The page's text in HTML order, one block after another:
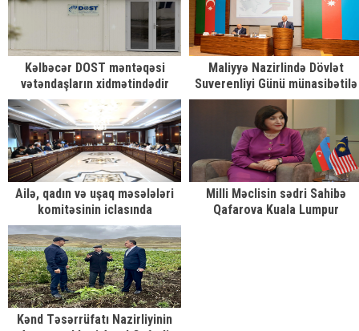
Kəlbəcər DOST məntəqəsi
vətəndaşların xidmətindədir
Maliyyə Nazirlində Dövlət
Suverenliyi Günü münasibətilə
tədbir keçirilib
Ailə, qadın və uşaq məsələləri
komitəsinin iclasında
Milli Məclisin sədri Sahibə
Qafarova Kuala Lumpur
Kənd Təsərrüfatı Nazirliyinin